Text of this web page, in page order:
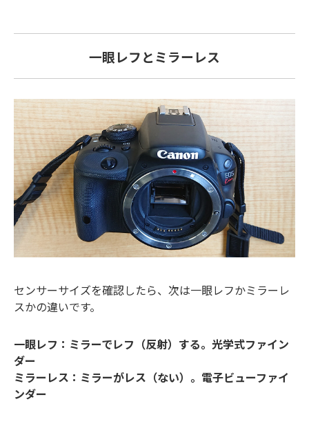
一眼レフとミラーレス
センサーサイズを確認したら、次は一眼レフかミラーレ
スかの違いです。
一眼レフ：ミラーでレフ（反射）する。光学式ファイン
ダー
ミラーレス：ミラーがレス（ない）。電子ビューファイ
ンダー